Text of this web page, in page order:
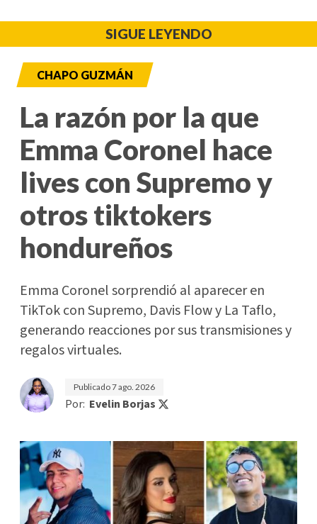
SIGUE LEYENDO
CHAPO GUZMÁN
La razón por la que
Emma Coronel hace
lives con Supremo y
otros tiktokers
hondureños
Emma Coronel sorprendió al aparecer en
TikTok con Supremo, Davis Flow y La Taflo,
generando reacciones por sus transmisiones y
regalos virtuales.
Publicado7 ago. 2026
Por: Evelin Borjas